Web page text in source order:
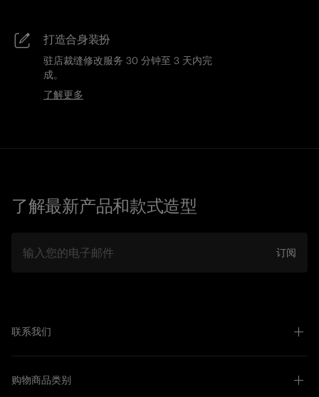
打造合身装扮
驻店裁缝修改服务 30 分钟至 3 天内完
成。
了解更多
了解最新产品和款式造型
订阅
联系我们
购物商品类别